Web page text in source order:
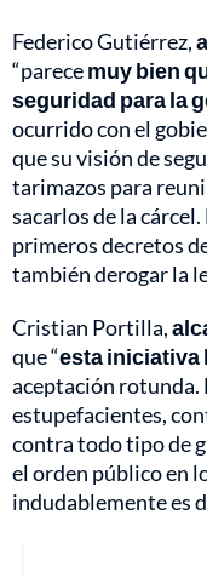
Federico Gutiérrez,
“parecemuy bien
seguridad para la
ocurrido con el
que su visión de
tarimazos para
sacarlos de la
primeros decretos
también derogar la
Cristian Portilla,
que “esta iniciativa
aceptación rotunda.
estupefacientes,
contra todo tipo de
el orden público en
indudablemente es